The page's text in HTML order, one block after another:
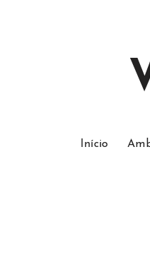
Início